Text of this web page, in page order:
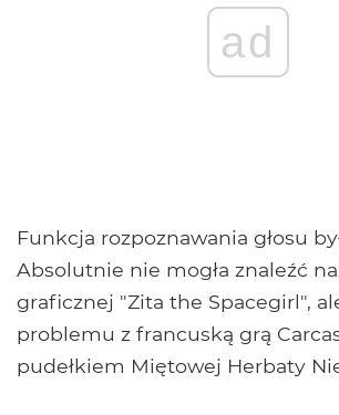
ad
Funkcja rozpoznawania głosu
Absolutnie nie mogła znaleźć
graficznej "Zita the Spacegirl",
problemu z francuską grą
pudełkiem Miętowej Herbaty